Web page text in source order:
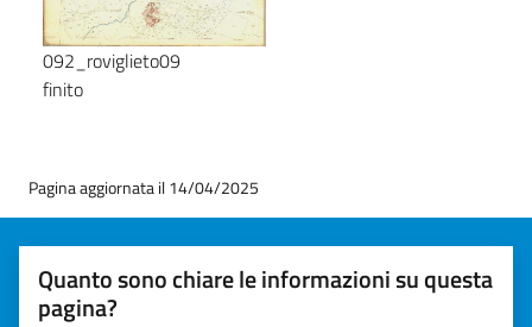
092_roviglieto09
finito
Pagina aggiornata il 14/04/2025
Quanto sono chiare le informazioni su questa
pagina?